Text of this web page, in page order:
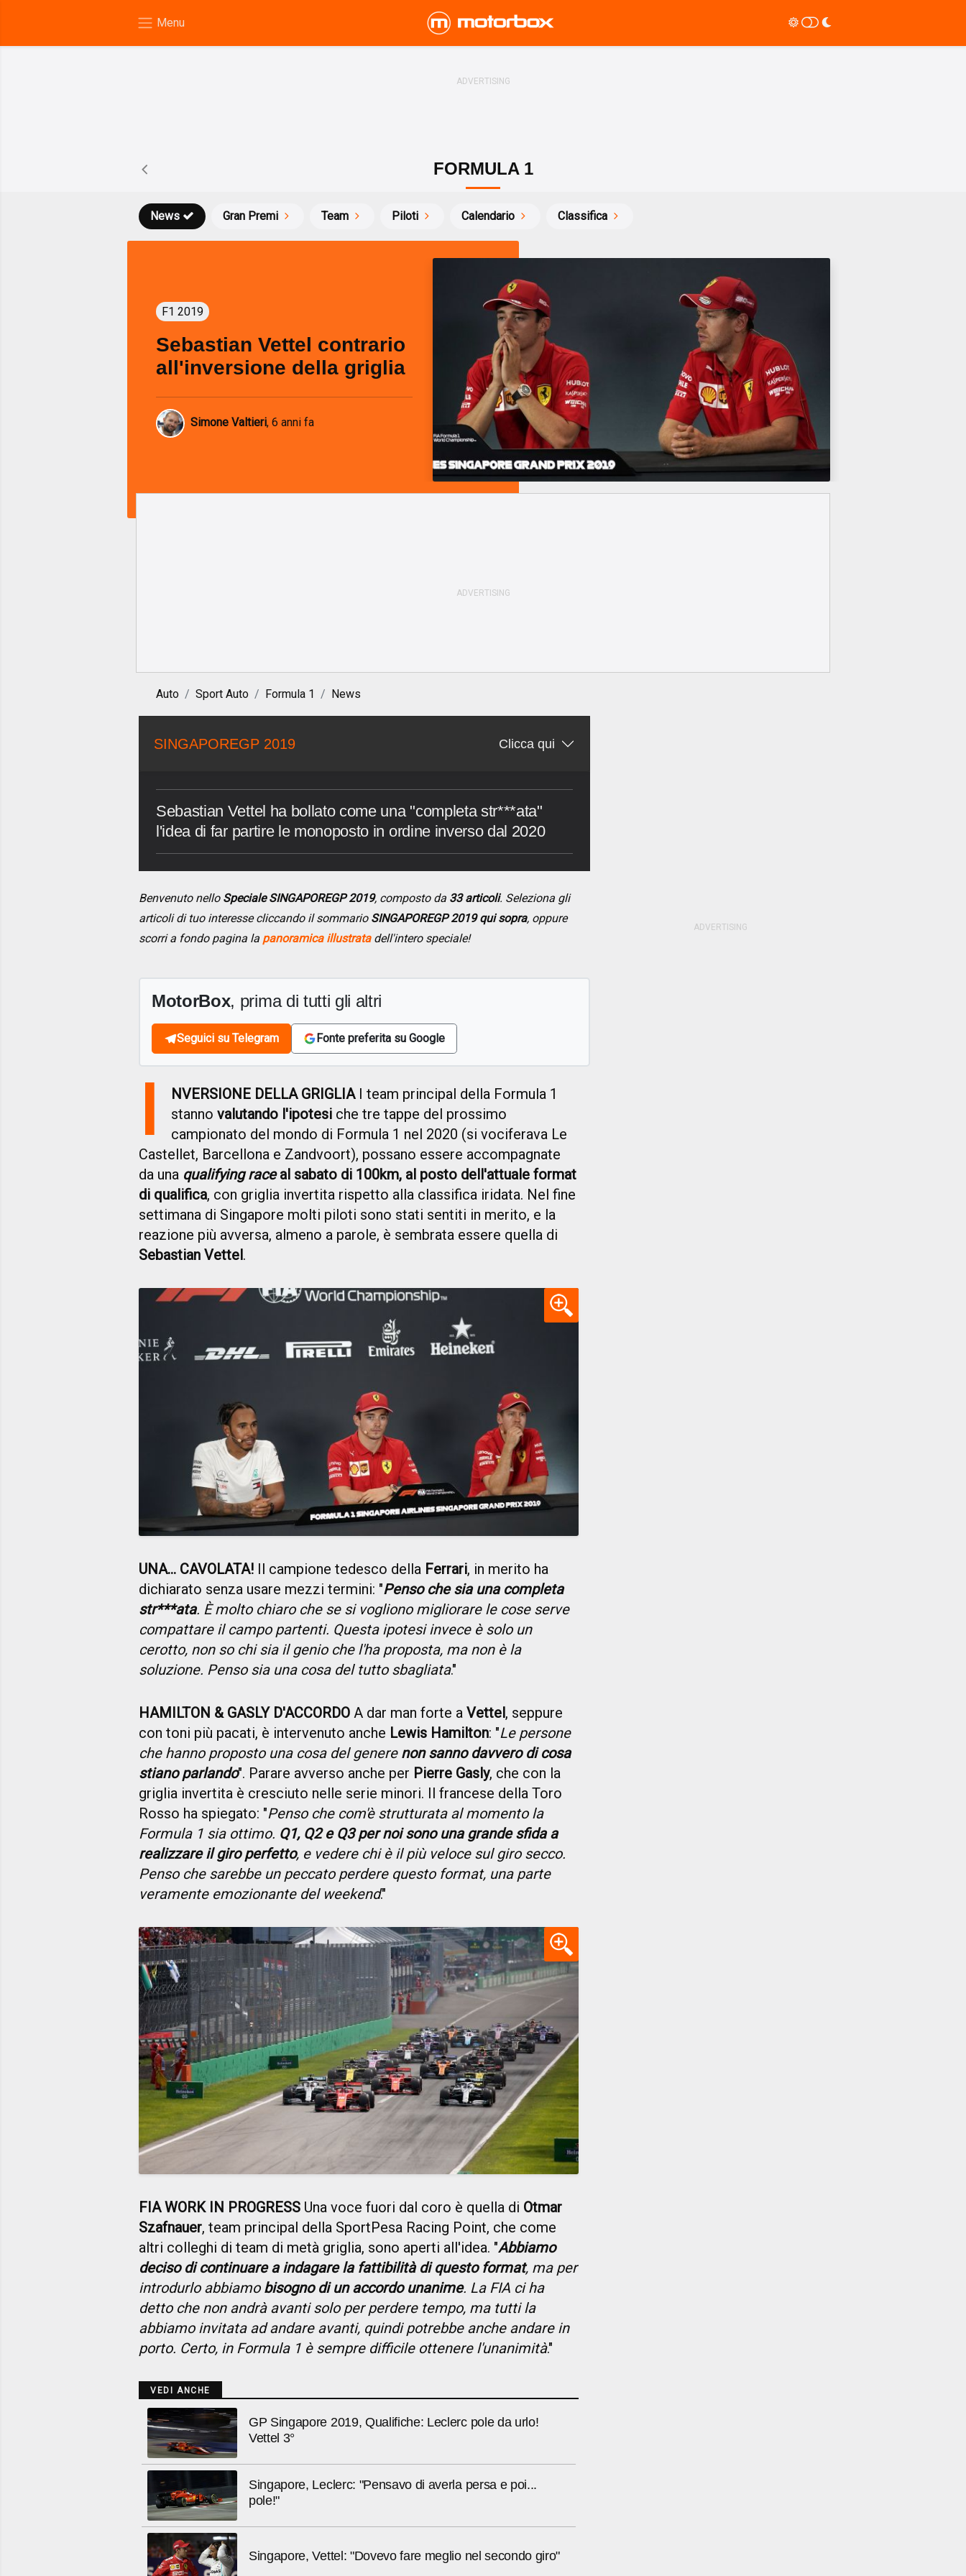
FORMULA 1
News Gran Premi Team Piloti Calendario Classifica
F1 2019
Sebastian Vettel contrario
all'inversione della griglia
Simone Valtieri, 6 anni fa
Auto Sport Auto Formula 1 News
SINGAPOREGP 2019 Clicca qui
Sebastian Vettel ha bollato come una "completa str***ata"
l'idea di far partire le monoposto in ordine inverso dal 2020
Benvenuto nello Speciale SINGAPOREGP 2019, composto da 33 articoli. Seleziona gli
articoli di tuo interesse cliccando il sommario SINGAPOREGP 2019 qui sopra, oppure
scorri a fondo pagina la panoramica illustratadell'intero speciale!
MotorBox, prima di tutti gli altri
Seguici su Telegram Fonte preferita su Google
NVERSIONE DELLA GRIGLIA I team principal della Formula 1
stannovalutando l'ipotesi che tre tappe del prossimo
campionato del mondo di Formula 1 nel 2020 (si vociferava Le
Castellet, Barcellona e Zandvoort), possano essere accompagnate
da una qualifying raceal sabato di 100km, al posto dell'attuale format
di qualifica, con griglia invertita rispetto alla classifica iridata. Nel fine
settimana di Singapore molti piloti sono stati sentiti in merito, e la
reazione più avversa, almeno a parole, è sembrata essere quella di
Sebastian Vettel.
UNA... CAVOLATA! Il campione tedesco della Ferrari, in merito ha
dichiarato senza usare mezzi termini: "Penso che sia una completa
str***ata. È molto chiaro che se si vogliono migliorare le cose serve
compattare il campo partenti. Questa ipotesi invece è solo un
cerotto, non so chi sia il genio che l'ha proposta, ma non è la
soluzione. Penso sia una cosa del tutto sbagliata."
HAMILTON & GASLY D'ACCORDO A dar man forte a Vettel, seppure
con toni più pacati, è intervenuto anche Lewis Hamilton: "Le persone
che hanno proposto una cosa del genere non sanno davvero di cosa
stiano parlando". Parare avverso anche per Pierre Gasly, che con la
griglia invertita è cresciuto nelle serie minori. Il francese della Toro
Rosso ha spiegato: "Penso che com'è strutturata al momento la
Formula 1 sia ottimo. Q1, Q2 e Q3 per noi sono una grande sfida a
realizzare il giro perfetto, e vedere chi è il più veloce sul giro secco.
Penso che sarebbe un peccato perdere questo format, una parte
veramente emozionante del weekend."
FIA WORK IN PROGRESS Una voce fuori dal coro è quella di Otmar
Szafnauer, team principal della SportPesa Racing Point, che come
altri colleghi di team di metà griglia, sono aperti all'idea. "Abbiamo
deciso di continuare a indagare la fattibilità di questo format, ma per
introdurlo abbiamo bisogno di un accordo unanime. La FIA ci ha
detto che non andrà avanti solo per perdere tempo, ma tutti la
abbiamo invitata ad andare avanti, quindi potrebbe anche andare in
porto. Certo, in Formula 1 è sempre difficile ottenere l'unanimità."
VEDI ANCHE
GP Singapore 2019, Qualifiche: Leclerc pole da urlo!
Vettel 3°
Singapore, Leclerc: "Pensavo di averla persa e poi...
pole!"
Singapore, Vettel: "Dovevo fare meglio nel secondo giro"